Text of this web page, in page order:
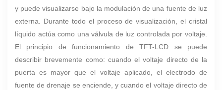
y puede visualizarse bajo la modulación de una fuente de luz
externa. Durante todo el proceso de visualización, el cristal
líquido actúa como una válvula de luz controlada por voltaje.
El principio de funcionamiento de TFT-LCD se puede
describir brevemente como: cuando el voltaje directo de la
puerta es mayor que el voltaje aplicado, el electrodo de
fuente de drenaje se enciende, y cuando el voltaje directo de